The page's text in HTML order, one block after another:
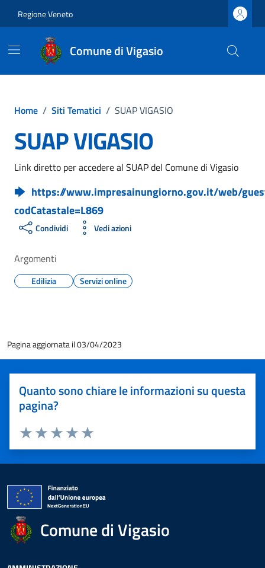
Regione Veneto
Comune di Vigasio
Home / Siti Tematici / SUAP VIGASIO
SUAP VIGASIO
Link diretto per accedere al SUAP del Comune di Vigasio
https://www.impresainungiorno.gov.it/web/
codCatastale=L869
Condividi Vedi azioni
Argomenti
Edilizia Servizi online
Pagina aggiornata il 03/04/2023
Quanto sono chiare le informazioni su questa
pagina?
Valuta 5 stelle su 5
Valuta 4 stelle su 5
Valuta 3 stelle su 5
Valuta 2 stelle su 5
Valuta 1 stelle su 5
Comune di Vigasio